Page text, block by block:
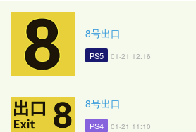
8号出口
PS5 01-21 12:16
8号出口
PS4 01-21 11:10